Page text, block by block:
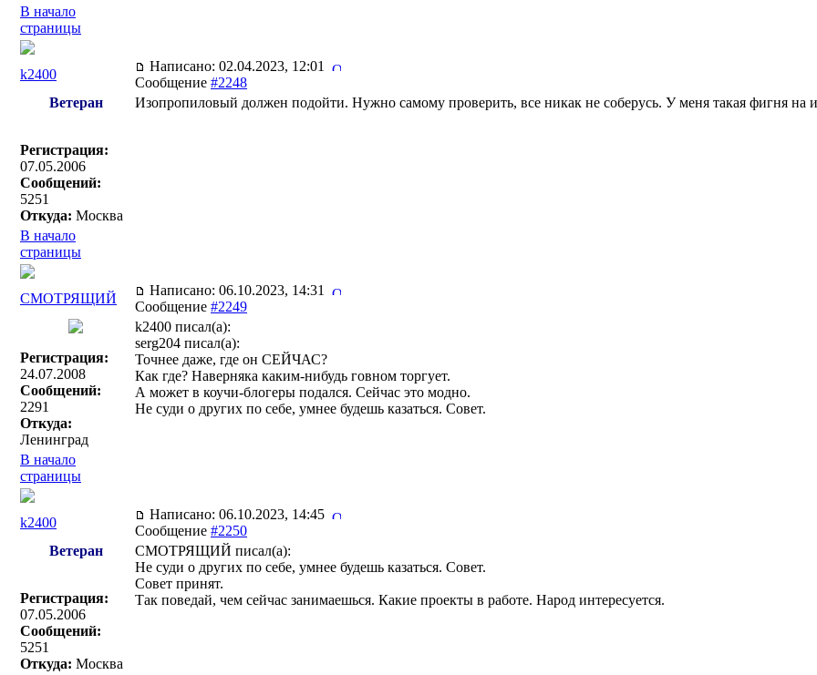
В начало
страницы
k2400
Написано: 02.04.2023, 12:01
Сообщение #2248
Ветеран
Регистрация:
07.05.2006
Сообщений:
5251
Откуда: Москва
Изопропиловый должен подойти. Нужно самому проверить, все никак не соберусь. У меня такая фигня
В начало
страницы
СМОТРЯЩИЙ
Написано: 06.10.2023, 14:31
Сообщение #2249
Регистрация:
24.07.2008
Сообщений:
2291
Откуда:
Ленинград
k2400 писал(a):
serg204 писал(a):
Точнее даже, где он СЕЙЧАС?
Как где? Наверняка каким-нибудь говном торгует.
А может в коучи-блогеры подался. Сейчас это модно.
Не суди о других по себе, умнее будешь казаться. Совет.
В начало
страницы
k2400
Написано: 06.10.2023, 14:45
Сообщение #2250
Ветеран
Регистрация:
07.05.2006
Сообщений:
5251
Откуда: Москва
СМОТРЯЩИЙ писал(a):
Не суди о других по себе, умнее будешь казаться. Совет.
Совет принят.
Так поведай, чем сейчас занимаешься. Какие проекты в работе. Народ интересуется.